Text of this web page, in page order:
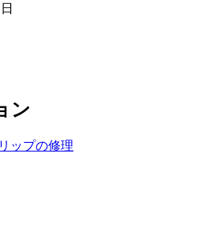
ン
ップの修理